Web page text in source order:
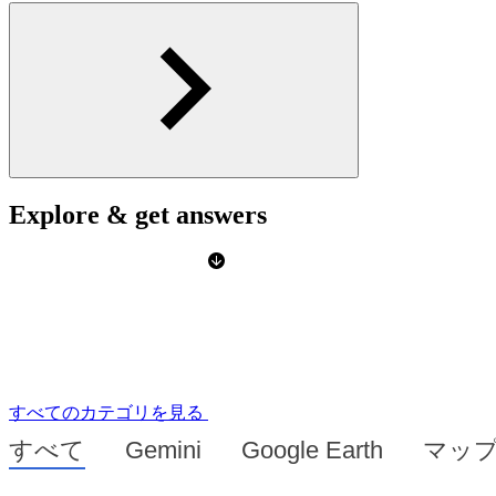
Explore & get answers
すべてのカテゴリを見る
すべて Gemini Google Earth マッ